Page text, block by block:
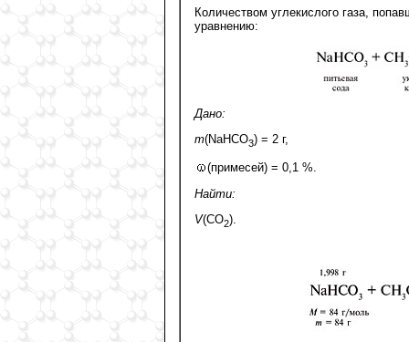
Количеством углекислого газа,
уравнению:
Дано:
m(NaHCO3) = 2 г,
(примесей) = 0,1 %.
Найти:
V(СO2).